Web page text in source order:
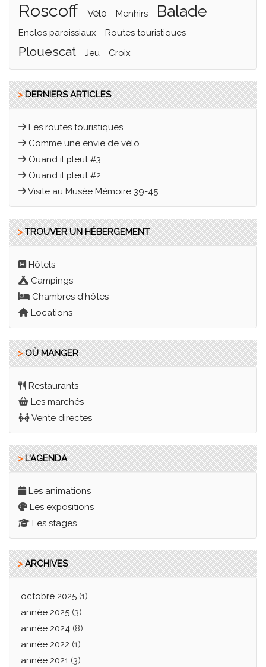
roscoff vélo menhirs balade
enclos paroissiaux routes touristiques
plouescat jeu croix
>DERNIERS ARTICLES
Les routes touristiques
Comme une envie de vélo
Quand il pleut #3
Quand il pleut #2
Visite au Musée Mémoire 39-45
>TROUVER UN HÉBERGEMENT
Hôtels
Campings
Chambres d'hôtes
Locations
>OÙ MANGER
Restaurants
Les marchés
Vente directes
>L'AGENDA
Les animations
Les expositions
Les stages
>ARCHIVES
octobre 2025(1)
année 2025(3)
année 2024(8)
année 2022 (1)
année 2021(3)